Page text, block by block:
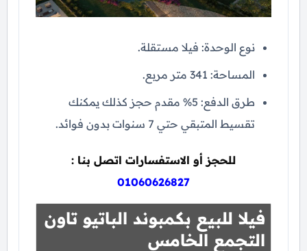
نوع الوحدة: فيلا مستقلة.
المساحة: 341 متر مربع.
طرق الدفع: 5% مقدم حجز كذلك يمكنك
تقسيط المتبقي حتي 7 سنوات بدون فوائد.
للحجز أو الاستفسارات اتصل بنا :
01060626827
فيلا للبيع بكمبوند الباتيو تاون
التجمع الخامس